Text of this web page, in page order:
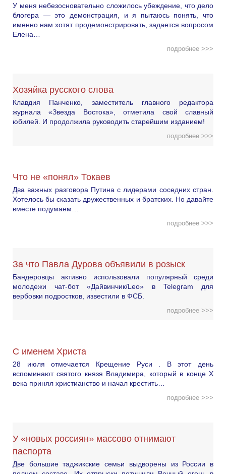
У меня небезосновательно сложилось убеждение, что дело
блогера — это демонстрация, и я пытаюсь понять, что
именно нам хотят продемонстрировать, задается вопросом
Елена…
подробнее >>>
Хозяйка русского слова
Клавдия Панченко, заместитель главного редактора
журнала «Звезда Востока», отметила свой славный
юбилей. И продолжила руководить старейшим изданием!
подробнее >>>
Что не «понял» Токаев
Два важных разговора Путина с лидерами соседних стран.
Хотелось бы сказать дружественных и братских. Но давайте
вместе подумаем…
подробнее >>>
За что Павла Дурова объявили в розыск
Бандеровцы активно использовали популярный среди
молодежи чат-бот «Дайвинчик/Leo» в Telegram для
вербовки подростков, известили в ФСБ.
подробнее >>>
С именем Христа
28 июля отмечается Крещение Руси . В этот день
вспоминают святого князя Владимира, который в конце X
века принял христианство и начал крестить…
подробнее >>>
У «новых россиян» массово отнимают
паспорта
Две большие таджикские семьи выдворены из России в